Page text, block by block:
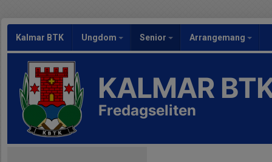
Kalmar BTK Ungdom Senior Arrangemang
KALMAR
Fredagseliten